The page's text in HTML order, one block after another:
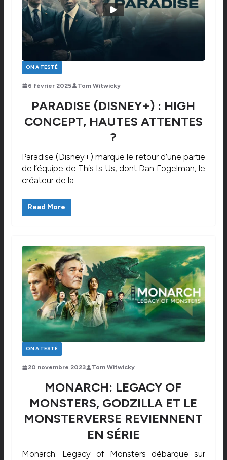
ON A TESTÉ
6 février 2025 Tom Witwicky
PARADISE (DISNEY+) : HIGH
CONCEPT, HAUTES ATTENTES
?
Paradise (Disney+) marque le retour d’une partie
de l’équipe de This Is Us, dont Dan Fogelman, le
créateur de la
Read More
ON A TESTÉ
20 novembre 2023 Tom Witwicky
MONARCH: LEGACY OF
MONSTERS, GODZILLA ET LE
MONSTERVERSE REVIENNENT
EN SÉRIE
Monarch: Legacy of Monsters débarque sur